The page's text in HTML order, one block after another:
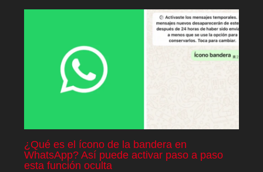
¿Qué es el ícono de la bandera en
WhatsApp? Así puede activar paso a paso
esta función oculta